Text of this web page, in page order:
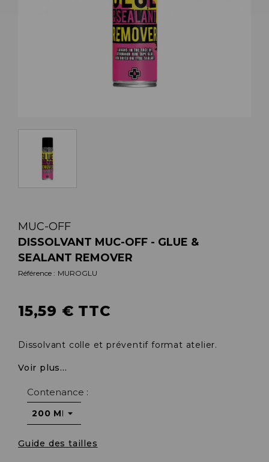
MUC-OFF
DISSOLVANT MUC-OFF - GLUE &
SEALANT REMOVER
Référence : MUROGLU
15,59 € TTC
Dissolvant colle et préventif format atelier.
Voir plus...
Contenance :
Guide des tailles